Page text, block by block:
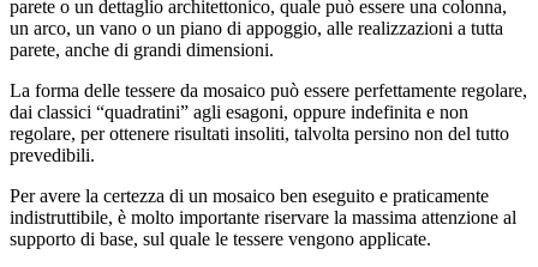
parete o un dettaglio architettonico, quale può essere una colonna,
un arco, un vano o un piano di appoggio, alle realizzazioni a tutta
parete, anche di grandi dimensioni.
La forma delle tessere da mosaico può essere perfettamente regolare,
dai classici “quadratini” agli esagoni, oppure indefinita e non
regolare, per ottenere risultati insoliti, talvolta persino non del tutto
prevedibili.
Per avere la certezza di un mosaico ben eseguito e praticamente
indistruttibile, è molto importante riservare la massima attenzione al
supporto di base, sul quale le tessere vengono applicate.